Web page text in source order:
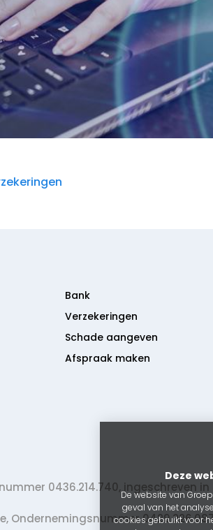
Bank
Verzekeringen
Schade aangeven
Afspraak maken
0436.214.740, ingeschreven in
Ondernemingsnummer
Deze
De website van
geval van het
cookies gebruikt voor